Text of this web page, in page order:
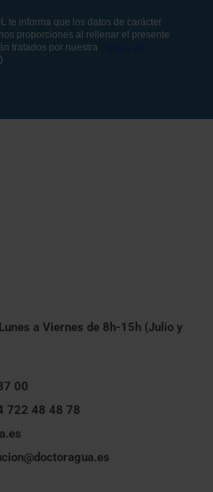
a Viernes de 8h-15h (Julio y
00
722 48 48 78